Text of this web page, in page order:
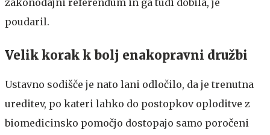
poudaril.
Velik korak k bolj enakopravni družbi
Ustavno sodišče je nato lani odločilo, da je trenutna
ureditev, po kateri lahko do postopkov oploditve z
biomedicinsko pomočjo dostopajo samo poročeni